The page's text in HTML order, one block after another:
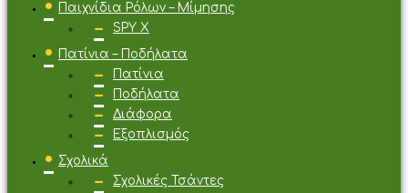
Παιχνίδια Ρόλων – Μίμησης
SPY X
Πατίνια – Ποδήλατα
Πατίνια
Ποδήλατα
Διάφορα
Εξοπλισμός
Σχολικά
Σχολικές Τσάντες